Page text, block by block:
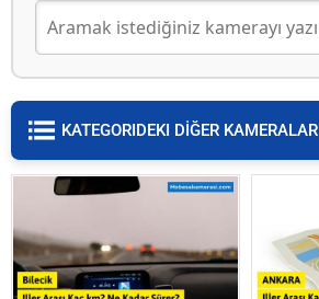
KATEGORIDEKI DİĞER KAMERALAR